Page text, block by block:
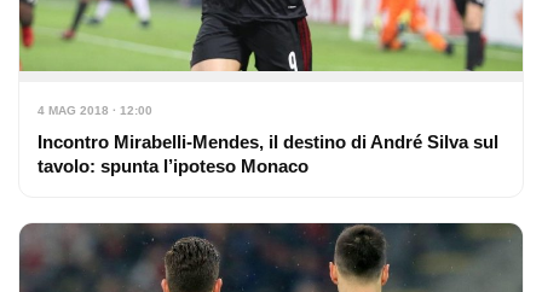
4 MAG 2018 · 12:00
Incontro Mirabelli-Mendes, il destino di André Silva sul
tavolo: spunta l’ipoteso Monaco